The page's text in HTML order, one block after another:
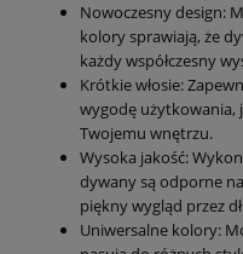
Nowoczesny design:
kolory sprawiają, że
każdy współczesny
Krótkie włosie:
wygodę użytkowania,
Twojemu wnętrzu.
Wysoka jakość:
dywany są odporne
piękny wygląd przez
Uniwersalne kolory: